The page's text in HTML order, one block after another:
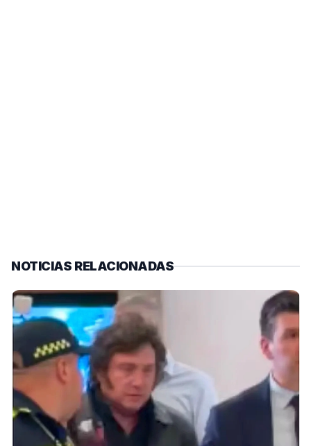
NOTICIAS RELACIONADAS